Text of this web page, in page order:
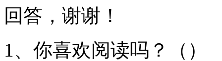
回答，谢谢！
1、你喜欢阅读吗？（）